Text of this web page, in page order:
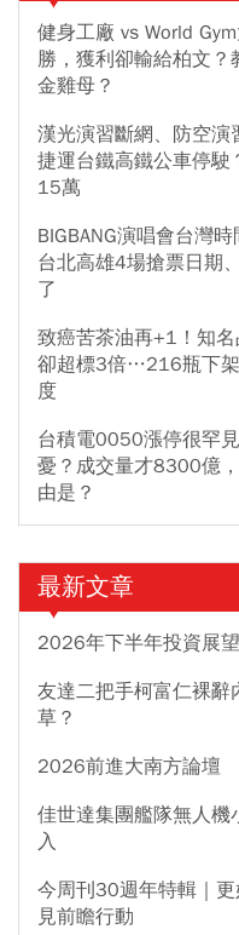
健身工廠 vs World
勝，獲利卻輸給柏文
金雞母？
漢光演習斷網、防空
捷運台鐵高鐵公車停駛
15萬
BIGBANG演唱會台灣
台北高雄4場搶票日期
了
致癌苦茶油再+1！知
卻超標3倍…216瓶下
度
台積電0050漲停很罕
憂？成交量才8300億
由是？
最新文章
2026年下半年投資展
友達二把手柯富仁裸辭
草？
2026前進大南方論壇
佳世達集團艦隊無人機
入
今周刊30週年特輯｜
見前瞻行動